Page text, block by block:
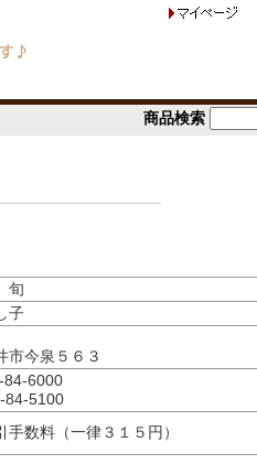
商品検索
旬
子
市今泉５６３
84-6000
84-5100
手数料（一律３１５円）